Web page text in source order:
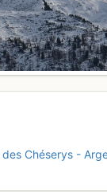
Chéserys -